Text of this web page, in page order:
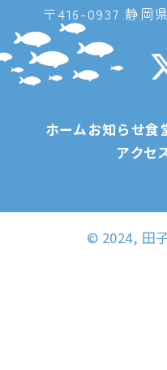
〒416-0937 静岡
ホームお知らせ食
アクセ
© 2024, 田